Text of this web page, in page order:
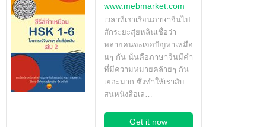
www.mebmarket.com
เวลาที่เราเรียนภาษาจีนไป
สักระยะสุ่ยหลินเชื่อว่า
หลายคนจะเจอปัญหาเหมือ
นๆ กัน นั่นคือภาษาจีนมีคำ
ที่มีความหมายคล้ายๆ กัน
เยอะมาก ซึ่งทำให้เราสับ
สนหนังสือเล…
Get it now